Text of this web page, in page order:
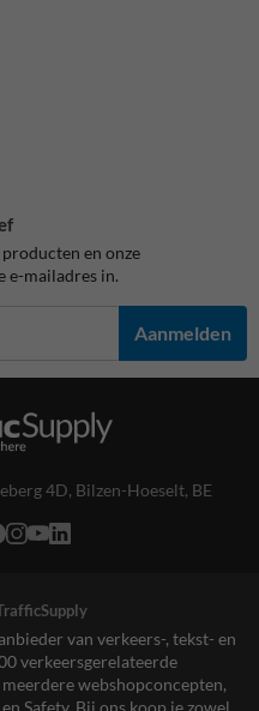
en onze
e-mailadres in.
Aanmelden
4D, Bilzen-Hoeselt, BE
van verkeers-, tekst- en
verkeersgerelateerde
webshopconcepten,
Safety. Bij ons koop je zowel